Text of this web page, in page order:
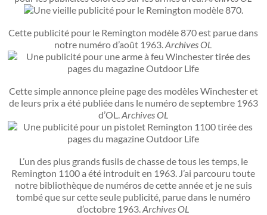
Cette publicité pour le Remington modèle 870 est parue dans
notre numéro d’août 1963.Archives OL
Cette simple annonce pleine page des modèles Winchester et
de leurs prix a été publiée dans le numéro de septembre 1963
d’OL. Archives OL
L’un des plus grands fusils de chasse de tous les temps, le
Remington 1100 a été introduit en 1963. J’ai parcouru toute
notre bibliothèque de numéros de cette année et je ne suis
tombé que sur cette seule publicité, parue dans le numéro
d’octobre 1963.Archives OL